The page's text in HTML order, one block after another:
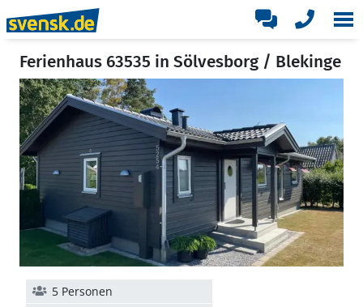
Ferienhaus 63535 in Sölvesborg / Blekinge
5 Personen